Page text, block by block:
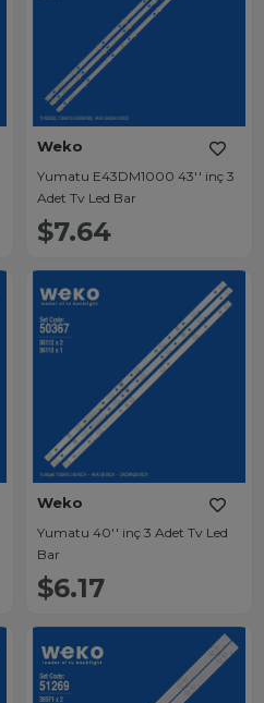
Weko
Yumatu E43DM1000 43'' inç 3
Adet Tv Led Bar
$7.64
Weko
Yumatu 40'' inç 3 Adet Tv Led
Bar
$6.17